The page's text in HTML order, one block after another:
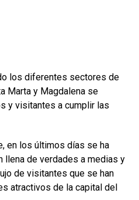
los diferentes sectores de
Marta y Magdalena se
y visitantes a cumplir las
en los últimos días se ha
llena de verdades a medias y
de visitantes que se han
atractivos de la capital del